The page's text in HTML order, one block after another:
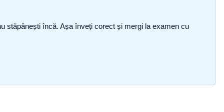
stăpânești încă. Așa înveți corect și mergi la examen cu